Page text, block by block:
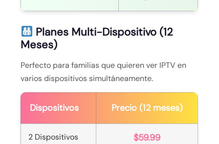
Planes Multi-Dispositivo (12
Meses)
Perfecto para familias que quieren ver IPTV en
varios dispositivos simultáneamente.
Dispositivos Precio (12 meses)
2 Dispositivos $59.99